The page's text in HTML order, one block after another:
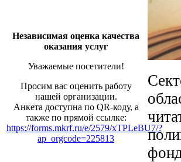
Независимая оценка качества
оказания услуг
Уважаемые посетители!
Просим вас оценить работу
нашей организации.
Анкета доступна по QR-коду, а
также по прямой ссылке:
https://forms.mkrf.ru/e/2579/xTPLeBU7/?
ap_orgcode=225813